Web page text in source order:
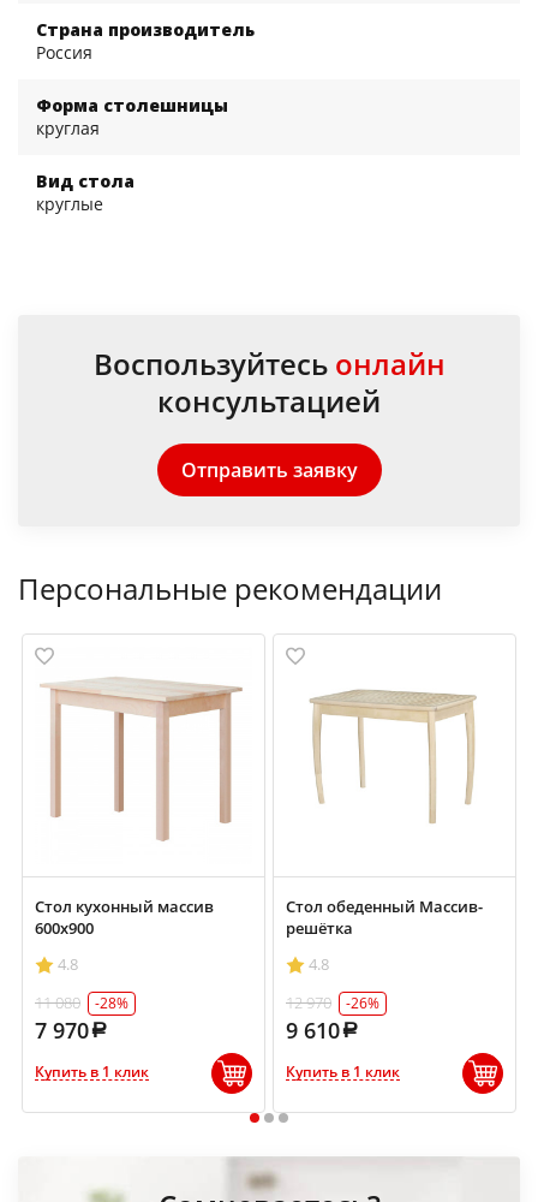
Страна производитель
Россия
Форма столешницы
круглая
Вид стола
круглые
Воспользуйтесь онлайн
консультацией
Отправить заявку
Персональные рекомендации
Стол кухонный массив
600х900
4.8
11 080
-28%
7 970
Купить в 1 клик
Стол обеденный Массив-
решётка
4.8
12 970
-26%
9 610
Купить в 1 клик
1 2 3